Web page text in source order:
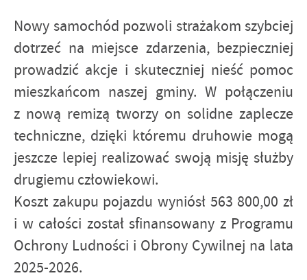
Nowy samochód pozwoli strażakom szybciej
dotrzeć na miejsce zdarzenia, bezpieczniej
prowadzić akcje i skuteczniej nieść pomoc
mieszkańcom naszej gminy. W połączeniu
z nową remizą tworzy on solidne zaplecze
techniczne, dzięki któremu druhowie mogą
jeszcze lepiej realizować swoją misję służby
drugiemu człowiekowi.
Koszt zakupu pojazdu wyniósł 563 800,00 zł
i w całości został sfinansowany z Programu
Ochrony Ludności i Obrony Cywilnej na lata
2025-2026.